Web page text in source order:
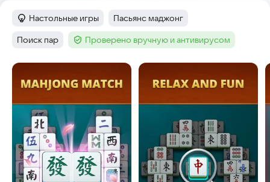
Категория:
Настольные игры Тег:
Пасьянс маджонг
Тег:
Поиск пар Тег :Проверено вручную и антивирусом
Скриншоты